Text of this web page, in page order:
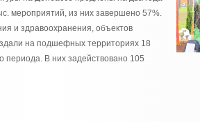
мероприятий, из них завершено 57%.
и здравоохранения, объектов
на подшефных территориях 18
периода. В них задействовано 105